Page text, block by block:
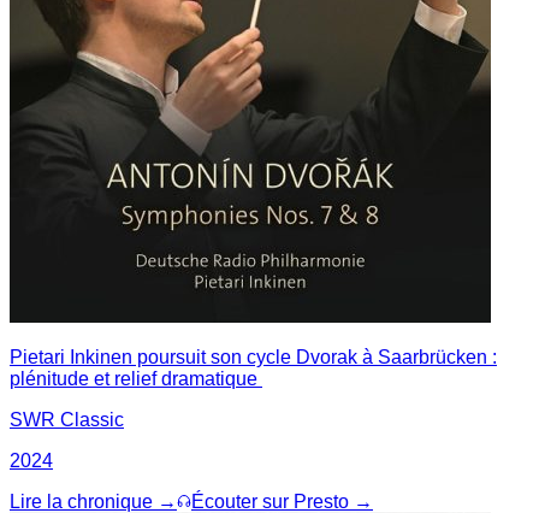
Pietari Inkinen poursuit son cycle Dvorak à Saarbrücken :
plénitude et relief dramatique
SWR Classic
2024
Lire la chronique →
Écouter sur Presto →